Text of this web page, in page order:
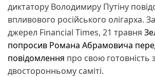
диктатору Володимиру Путіну
впливового російського олігарха.
джерел Financial Times, 21 травня
попросив Романа Абрамовича
повідомлення про свою готовність
двосторонньому саміті.